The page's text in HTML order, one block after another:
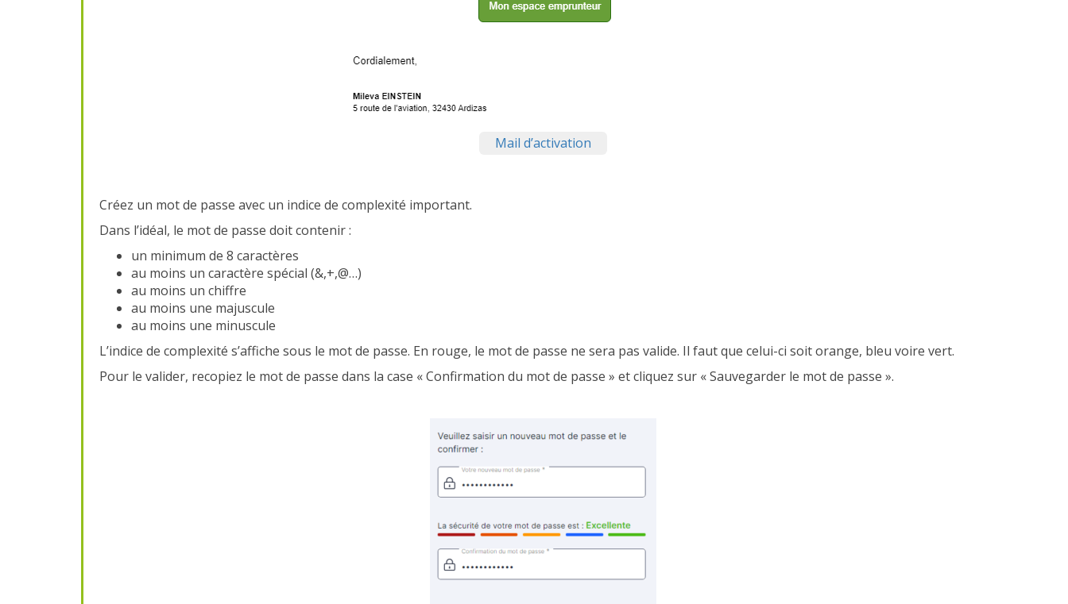
Mail d’activation
Créez un mot de passe avec un indice de complexité important.
Dans l’idéal, le mot de passe doit contenir :
un minimum de 8 caractères
au moins un caractère spécial (&,+,@…)
au moins un chiffre
au moins une majuscule
au moins une minuscule
L’indice de complexité s’affiche sous le mot de passe. En rouge, le mot de passe ne sera pas valide. Il faut que celui-ci soit orange, bleu voire vert.
Pour le valider, recopiez le mot de passe dans la case « Confirmation du mot de passe » et cliquez sur « Sauvegarder le mot de passe ».